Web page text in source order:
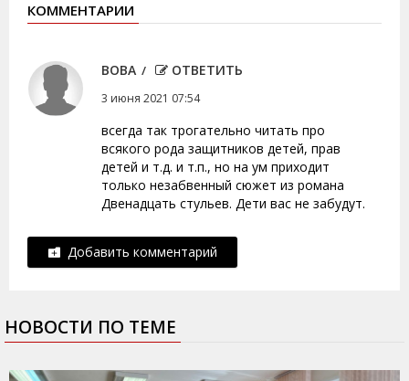
КОММЕНТАРИИ
ВОВА ОТВЕТИТЬ
3 июня 2021 07:54
всегда так трогательно читать про
всякого рода защитников детей, прав
детей и т.д. и т.п., но на ум приходит
только незабвенный сюжет из романа
Двенадцать стульев. Дети вас не забудут.
Добавить комментарий
НОВОСТИ ПО ТЕМЕ